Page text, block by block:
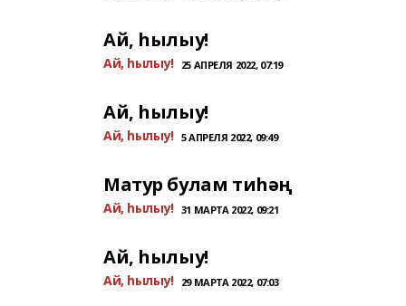
Ай, һылыу!
Ай, һылыу! 25 АПРЕЛЯ 2022, 07:19
Ай, һылыу!
Ай, һылыу! 5 АПРЕЛЯ 2022, 09:49
Матур булам тиһәң
Ай, һылыу! 31 МАРТА 2022, 09:21
Ай, һылыу!
Ай, һылыу! 29 МАРТА 2022, 07:03